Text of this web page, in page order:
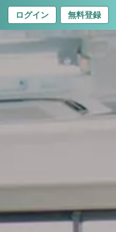
ログイン 無料登録